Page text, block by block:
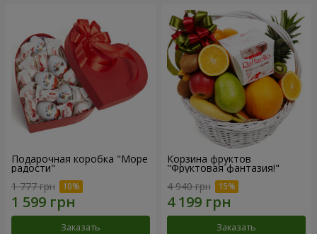
Подарочная коробка "Море
радости"
1 777 грн
Заказать
Корзина фруктов
"Фруктовая фантазия!"
4 940 грн
Заказать